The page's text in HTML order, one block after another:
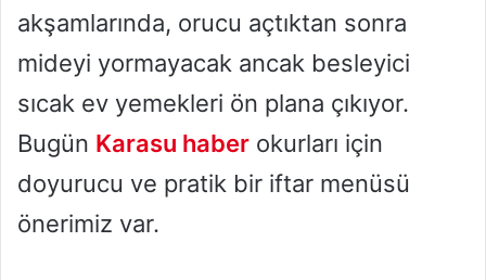
akşamlarında, orucu açtıktan sonra
mideyi yormayacak ancak besleyici
sıcak ev yemekleri ön plana çıkıyor.
Bugün Karasu haber okurları için
doyurucu ve pratik bir iftar menüsü
önerimiz var.